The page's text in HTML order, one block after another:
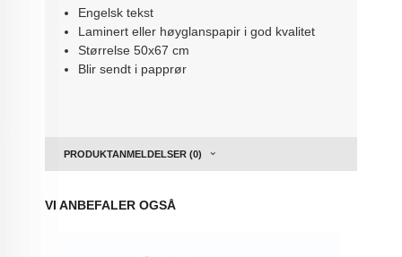
Engelsk tekst
Laminert eller høyglanspapir i god kvalitet
Størrelse 50x67 cm
Blir sendt i papprør
PRODUKTANMELDELSER (0)
VI ANBEFALER OGSÅ